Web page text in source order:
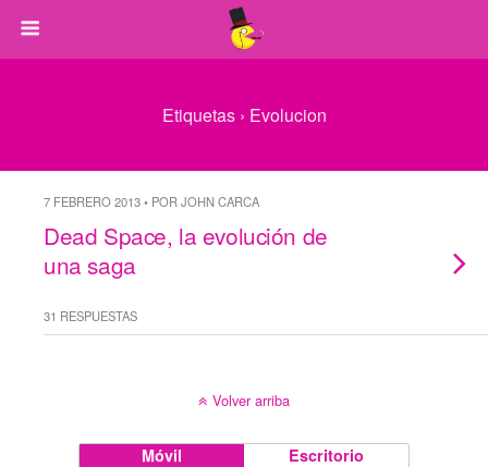
Etiquetas › Evolucion
7 FEBRERO 2013 • POR JOHN CARCA
Dead Space, la evolución de
una saga
31 RESPUESTAS
Volver arriba
Móvil Escritorio